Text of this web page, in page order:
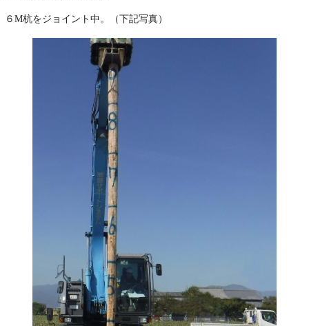
６M杭をジョイント中。（下記写真）